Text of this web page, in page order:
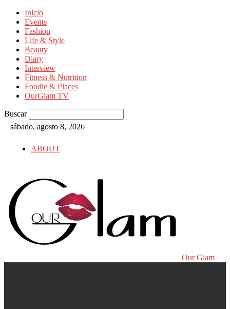
Inicio
Events
Fashion
Life & Style
Beauty
Diary
Interview
Fitness & Nutrition
Foodie & Places
OurGlam TV
Buscar
sábado, agosto 8, 2026
ABOUT
Our Glam